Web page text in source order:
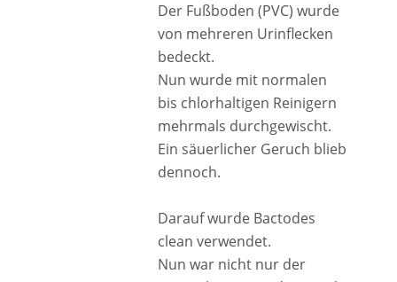
Der Fußboden (PVC) wurde
von mehreren Urinflecken
bedeckt.
Nun wurde mit normalen
bis chlorhaltigen Reinigern
mehrmals durchgewischt.
Ein säuerlicher Geruch blieb
dennoch.
Darauf wurde Bactodes
clean verwendet.
Nun war nicht nur der